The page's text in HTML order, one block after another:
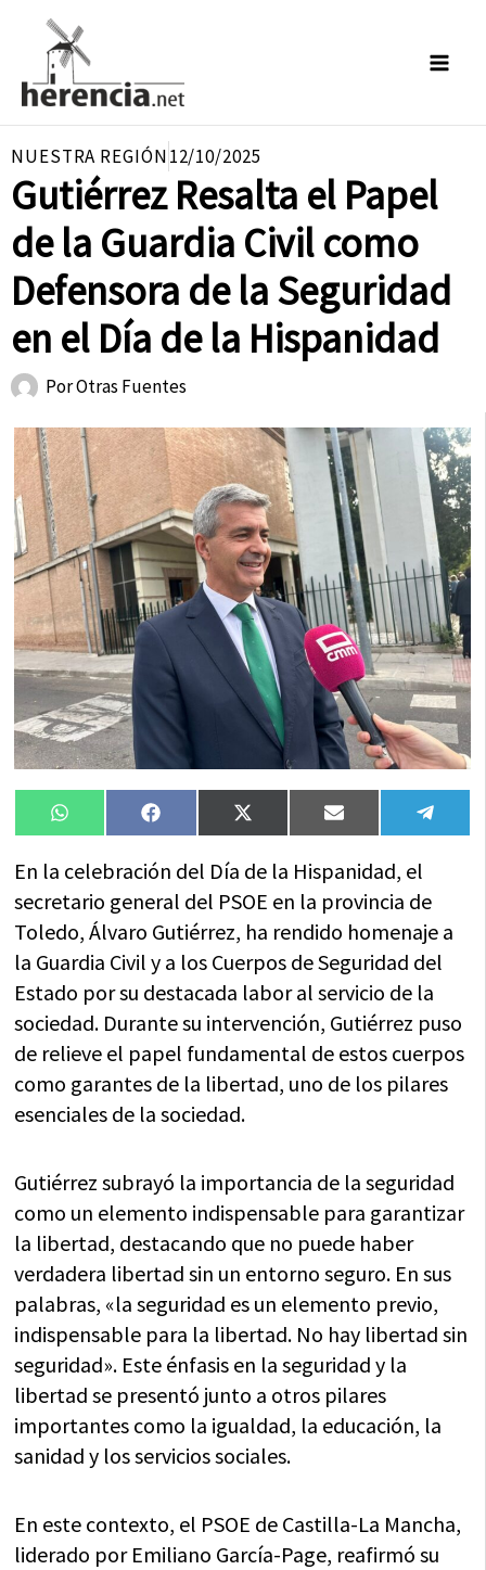
contenido
NUESTRA REGIÓN12/10/2025
Gutiérrez Resalta el Papel
de la Guardia Civil como
Defensora de la Seguridad
en el Día de la Hispanidad
PorOtras Fuentes
Compartir
en
WhatsAppCompartir
en
FacebookCompartir
en
X
(Twitter)
Compartir
en
Email
en
En la celebración del Día de la Hispanidad, el
secretario general del PSOE en la provincia de
Toledo, Álvaro Gutiérrez, ha rendido homenaje a
la Guardia Civil y a los Cuerpos de Seguridad del
Estado por su destacada labor al servicio de la
sociedad. Durante su intervención, Gutiérrez puso
de relieve el papel fundamental de estos cuerpos
como garantes de la libertad, uno de los pilares
esenciales de la sociedad.
Gutiérrez subrayó la importancia de la seguridad
como un elemento indispensable para garantizar
la libertad, destacando que no puede haber
verdadera libertad sin un entorno seguro. En sus
palabras, «la seguridad es un elemento previo,
indispensable para la libertad. No hay libertad sin
seguridad». Este énfasis en la seguridad y la
libertad se presentó junto a otros pilares
importantes como la igualdad, la educación, la
sanidad y los servicios sociales.
En este contexto, el PSOE de Castilla-La Mancha,
liderado por Emiliano García-Page, reafirmó su